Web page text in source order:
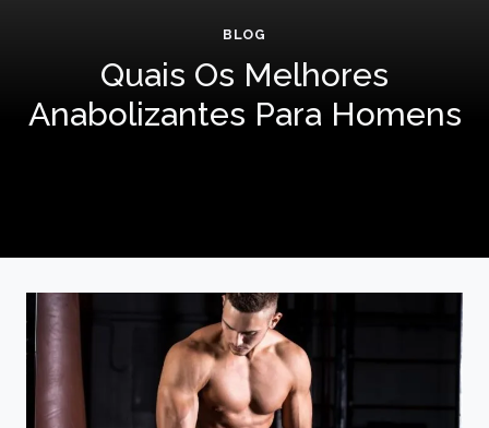
BLOG
Quais Os Melhores
Anabolizantes Para Homens